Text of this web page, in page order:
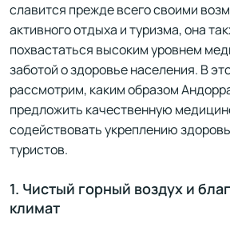
славится прежде всего своими
активного отдыха и туризма, она
похвастаться высоким уровнем
заботой о здоровье населения. В
рассмотрим, каким образом
предложить качественную
содействовать укреплению
туристов.
1. Чистый горный воздух и
климат